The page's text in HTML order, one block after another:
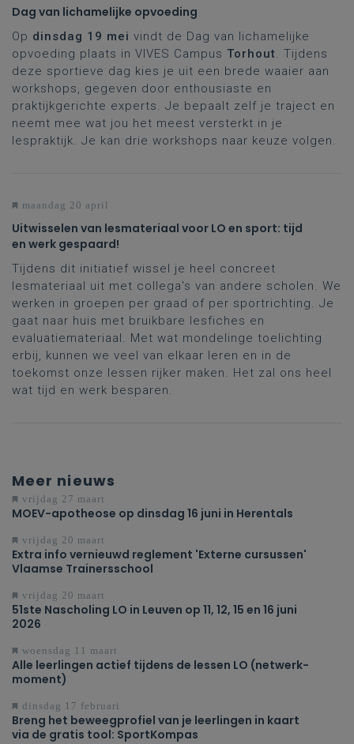
Dag van lichamelijke opvoeding
Op dinsdag 19 mei vindt de Dag van lichamelijke
opvoeding plaats in VIVES Campus Torhout. Tijdens
deze sportieve dag kies je uit een brede waaier aan
workshops, gegeven door enthousiaste en
praktijkgerichte experts. Je bepaalt zelf je traject en
neemt mee wat jou het meest versterkt in je
lespraktijk. Je kan drie workshops naar keuze volgen.
maandag 20 april
Uitwisselen van lesmateriaal voor LO en sport: tijd
en werk gespaard!
Tijdens dit initiatief wissel je heel concreet
lesmateriaal uit met collega's van andere scholen. We
werken in groepen per graad of per sportrichting. Je
gaat naar huis met bruikbare lesfiches en
evaluatiemateriaal. Met wat mondelinge toelichting
erbij, kunnen we veel van elkaar leren en in de
toekomst onze lessen rijker maken. Het zal ons heel
wat tijd en werk besparen.
Meer nieuws
vrijdag 27 maart
MOEV-apotheose op dinsdag 16 juni in Herentals
vrijdag 20 maart
Extra info vernieuwd reglement 'Externe cursussen'
Vlaamse Trainersschool
vrijdag 20 maart
51ste Nascholing LO in Leuven op 11, 12, 15 en 16 juni
2026
woensdag 11 maart
Alle leerlingen actief tijdens de lessen LO (netwerk-
moment)
dinsdag 17 februari
Breng het beweegprofiel van je leerlingen in kaart
via de gratis tool: SportKompas